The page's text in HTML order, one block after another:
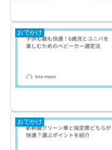
おでかけ
おでかけ